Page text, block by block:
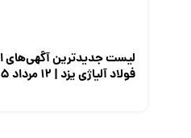
لیست جدیدترین آگهی‌های
فولاد آلیاژی یزد | ۱۲ مرداد ۱۴۰۵